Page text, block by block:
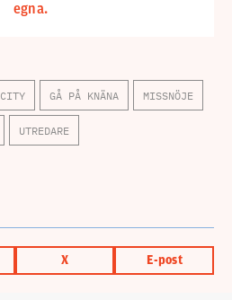
egna.
CITY GÅ PÅ KNÄNA MISSNÖJE
UTREDARE
X E-post